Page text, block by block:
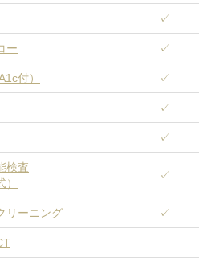
✓
ー ✓
付） ✓
✓
✓
検査
）
✓
リーニング ✓